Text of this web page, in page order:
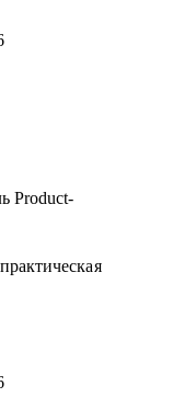
Project/Product- и
Product-